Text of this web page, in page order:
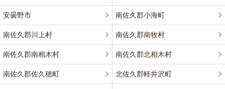
安曇野市 南佐久郡小海町
南佐久郡川上村 南佐久郡南牧村
南佐久郡南相木村 南佐久郡北相木村
南佐久郡佐久穂町 北佐久郡軽井沢町